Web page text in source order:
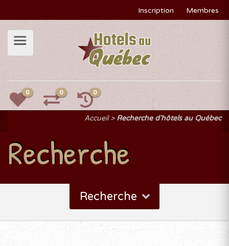
Inscription Membres
0 0 0
Accueil Recherche d'hôtels au Québec
Recherche
Recherche